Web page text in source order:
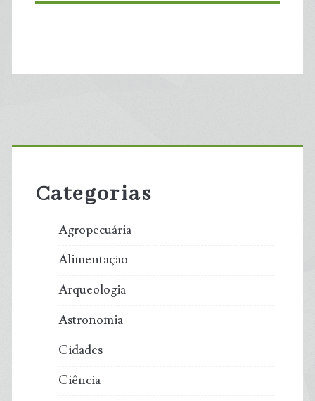
Primary
Sidebar
Categorias
Agropecuária
Alimentação
Arqueologia
Astronomia
Cidades
Ciência